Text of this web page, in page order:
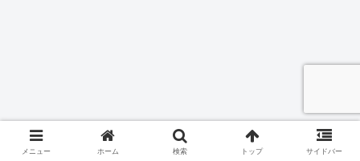
メニュー ホーム 検索 トップ サイドバー